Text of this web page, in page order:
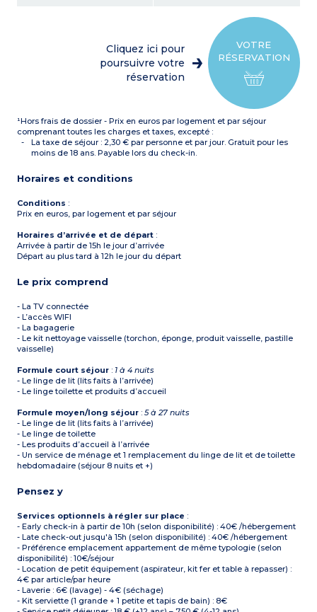
sèche-cheveux, sèche-
VOTRE
RÉSERVATION
Cliquez ici pour
poursuivre votre
réservation
¹Hors frais de dossier - Prix en euros par logement et par séjour
comprenant toutes les charges et taxes, excepté :
La taxe de séjour : 2,30 € par personne et par jour. Gratuit pour les
moins de 18 ans. Payable lors du check-in.
Horaires et conditions
Conditions :
Prix en euros, par logement et par séjour
Horaires d’arrivée et de départ :
Arrivée à partir de 15h le jour d’arrivée
Départ au plus tard à 12h le jour du départ
Le prix comprend
- La TV connectée
- L’accès WIFI
- La bagagerie
- Le kit nettoyage vaisselle (torchon, éponge, produit vaisselle, pastille
vaisselle)
Formule court séjour : 1 à 4 nuits
- Le linge de lit (lits faits à l’arrivée)
- Le linge toilette et produits d’accueil
Formule moyen/long séjour :5 à 27 nuits
- Le linge de lit (lits faits à l’arrivée)
- Le linge de toilette
- Les produits d’accueil à l’arrivée
- Un service de ménage et 1 remplacement du linge de lit et de toilette
hebdomadaire (séjour 8 nuits et +)
Pensez y
Services optionnels à régler sur place :
- Early check-in à partir de 10h (selon disponibilité) : 40€ /hébergement
- Late check-out jusqu'à 15h (selon disponibilité) : 40€ /hébergement
- Préférence emplacement appartement de même typologie (selon
disponibilité) : 10€/séjour
- Location de petit équipement (aspirateur, kit fer et table à repasser) :
4€ par article/par heure
- Laverie : 6€ (lavage) - 4€ (séchage)
- Kit serviette (1 grande + 1 petite et tapis de bain) : 8€